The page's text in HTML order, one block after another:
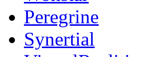
Peregrine
Synertial